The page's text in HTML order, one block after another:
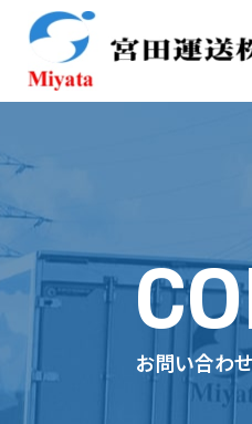
お問い合わせ